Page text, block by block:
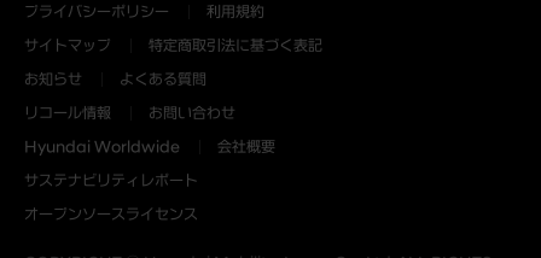
プライバシーポリシー
利用規約
サイトマップ
特定商取引法に基づく表記
お知らせ
よくある質問
リコール情報
お問い合わせ
Hyundai Worldwide
会社概要
サステナビリティレポート
オープンソースライセンス